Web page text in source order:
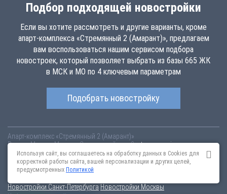
Подбор подходящей новостройки
Если вы хотите рассмотреть и другие варианты, кроме
апарт-комплекса «Стремянный 2 (Амарант)», предлагаем
вам воспользоваться нашим сервисом подбора
новостроек, который позволяет выбрать из базы 665 ЖК
в МСК и МО по 4 ключевым параметрам
Подобрать новостройку
Апарт-комплекс «Стремянный 2 (Амарант)»
РоссияМоскваМосква, Стремянный пер, 2 stremyannyj-
2.novopoisk.msk.ru Купить апартаменты в новом апарт-комплексе
«Стремянный 2 (Амарант)» от «Группа «Самолет»» в Замоскворечье .
Апартаменты различных планировок от 22.23 млн рублей!
Новостройки Санкт-Петербурга Новостройки Москвы
Используя сайт, вы соглашаетесь на обработку данных в Cookies для
корректной работы сайта, вашей персонализации и других целей,
предусмотренных Политикой